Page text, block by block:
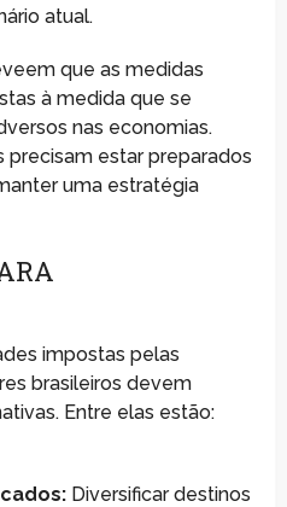
atual.
que as medidas
à medida que se
nas economias.
estar preparados
uma estratégia
impostas pelas
brasileiros devem
Entre elas estão:
Diversificar destinos